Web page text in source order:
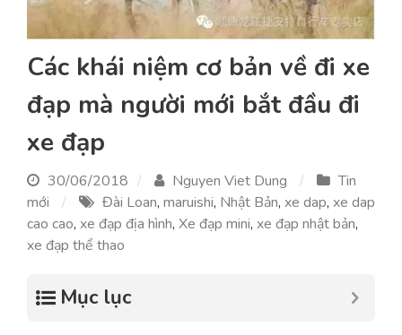
Các khái niệm cơ bản về đi xe
đạp mà người mới bắt đầu đi
xe đạp
30/06/2018 Nguyen Viet Dung
Tin
mới
Đài Loan, maruishi, Nhật Bản, xe dap, xe dap
cao cao, xe đạp địa hình, Xe đạp mini, xe đạp nhật bản,
xe đạp thể thao
Mục lục